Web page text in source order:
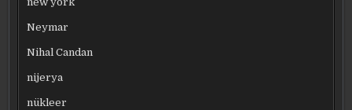
Neymar
Nihal Candan
nijerya
nükleer